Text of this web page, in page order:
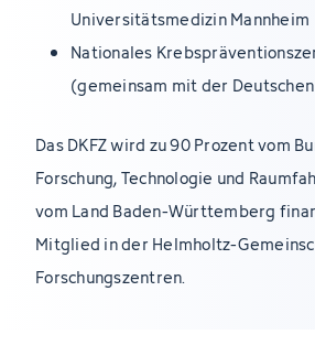
Universitätsmedizin Mannheim
Nationales
(gemeinsam mit der
Das DKFZ wird zu 90 Prozent vom
Forschung, Technologie und
vom Land Baden-Württemberg
Mitglied in der Helmholtz-
Forschungszentren.